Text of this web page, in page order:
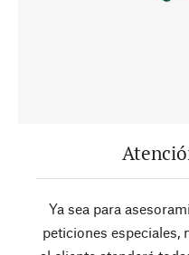
Ya sea para
peticiones especiales,